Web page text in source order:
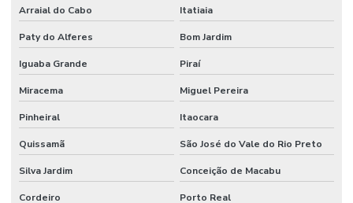
Arraial do Cabo Itatiaia
Paty do Alferes Bom Jardim
Iguaba Grande Piraí
Miracema Miguel Pereira
Pinheiral Itaocara
Quissamã São José do Vale do Rio Preto
Silva Jardim Conceição de Macabu
Cordeiro Porto Real